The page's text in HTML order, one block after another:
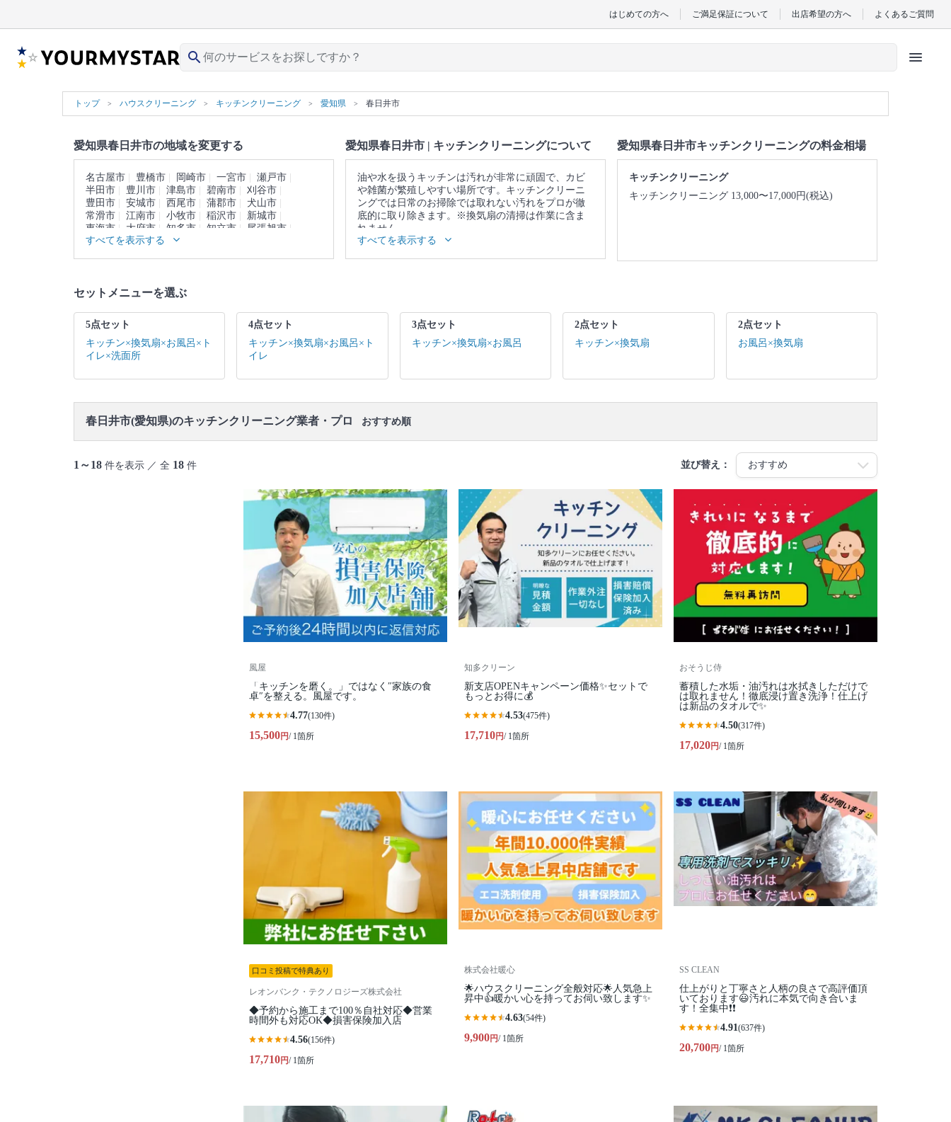
はじめての方へ ご満足保証について 出店希望の方へ よくあるご質問
search menu
トップ ハウスクリーニング キッチンクリーニング 愛知県 春日井市
愛知県春日井市の地域を変更する
名古屋市 豊橋市 岡崎市 一宮市
瀬戸市
半田市
豊川市 津島市 碧南市
刈谷市
豊田市
安城市 西尾市 蒲郡市
犬山市
常滑市
江南市 小牧市 稲沢市
新城市
東海市
大府市 知多市 知立市
尾張旭市
高浜市
岩倉市 豊明市
すべてを表示する
愛知県春日井市 | キッチンクリーニングについて
油や水を扱うキッチンは汚れが非常に頑固で、カビ
や雑菌が繁殖しやすい場所です。キッチンクリーニ
ングでは日常のお掃除では取れない汚れをプロが徹
底的に取り除きます。※換気扇の清掃は作業に含ま
れません。
▼表示価格に含まれるキッチンクリーニングの作業
範囲
もご参照ください。
ります。
すべてを表示する
愛知県春日井市キッチンクリーニングの料金相場
キッチンクリーニング
キッチンクリーニング 13,000〜17,000円(税込)
セットメニューを選ぶ
5点セット
キッチン×換気扇×お風呂×ト
イレ×洗面所
4点セット
キッチン×換気扇×お風呂×ト
イレ
3点セット
キッチン×換気扇×お風呂
2点セット
キッチン×換気扇
2点セット
お風呂×換気扇
春日井市(愛知県)のキッチンクリーニング業者・プロ おすすめ順
1～18 件を表示 ／ 全 18 件 並び替え：
風屋
「キッチンを磨く。」ではなく″家族の食
卓″を整える。風屋です。
4.77(130件)
15,500円/ 1箇所
知多クリーン
新支店OPENキャンペーン価格✨セットで
もっとお得に💰
4.53(475件)
17,710円/ 1箇所
おそうじ侍
蓄積した水垢・油汚れは水拭きしただけで
は取れません！徹底浸け置き洗浄！仕上げ
は新品のタオルで✨
4.50(317件)
17,020円/ 1箇所
口コミ投稿で特典あり
レオンバンク・テクノロジーズ株式会社
◆予約から施工まで100％自社対応◆営業
時間外も対応OK◆損害保険加入店
4.56(156件)
17,710円/ 1箇所
株式会社暖心
🌟ハウスクリーニング全般対応🌟人気急上
昇中👍暖かい心を持ってお伺い致します✨
4.63(54件)
9,900円/ 1箇所
SS CLEAN
仕上がりと丁寧さと人柄の良さで高評価頂
いております😃汚れに本気で向き合いま
す！全集中❗️❗️
4.91(637件)
20,700円/ 1箇所